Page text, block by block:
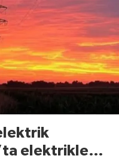
elektrikler